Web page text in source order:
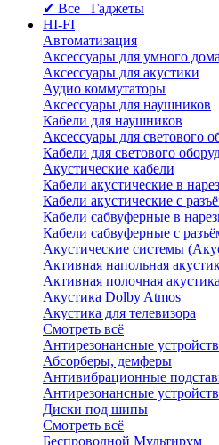
✔ Все Гаджеты
HI-FI
Автоматизация
Аксессуары для умного дома
Аксессуары для акустики
Аудио коммутаторы
Аксессуары для наушников
Кабели для наушников
Аксессуары для светового
Кабели для светового
Акустические кабели
Кабели акустические в
Кабели акустические с
Кабели сабвуферные в
Кабели сабвуферные с
Акустические системы
Активная напольная
Активная полочная акустика
Акустика Dolby Atmos
Акустика для телевизора
Смотреть всё
Антирезонансные
Абсорберы, демферы
Антивибрационные
Антирезонансные
Диски под шипы
Смотреть всё
Беспроводной Мультирум